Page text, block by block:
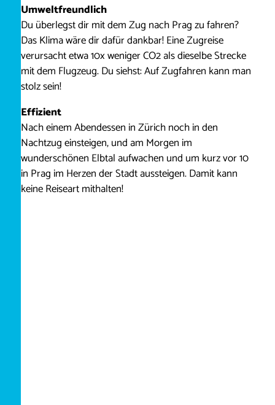
Umweltfreundlich
Du überlegst dir mit dem Zug nach Prag zu fahren?
Das Klima wäre dir dafür dankbar! Eine Zugreise
verursacht etwa 10x weniger CO2 als dieselbe Strecke
mit dem Flugzeug. Du siehst: Auf Zugfahren kann man
stolz sein!
Effizient
Nach einem Abendessen in Zürich noch in den
Nachtzug einsteigen, und am Morgen im
wunderschönen Elbtal aufwachen und um kurz vor 10
in Prag im Herzen der Stadt aussteigen. Damit kann
keine Reiseart mithalten!